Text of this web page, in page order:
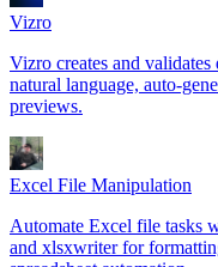
Vizro
Vizro creates and
natural language, auto-
previews.
Excel File Manipulation
Automate Excel file tasks
and xlsxwriter for